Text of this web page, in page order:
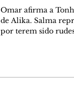
Omar afirma a
de Alika. Salma
por terem sido